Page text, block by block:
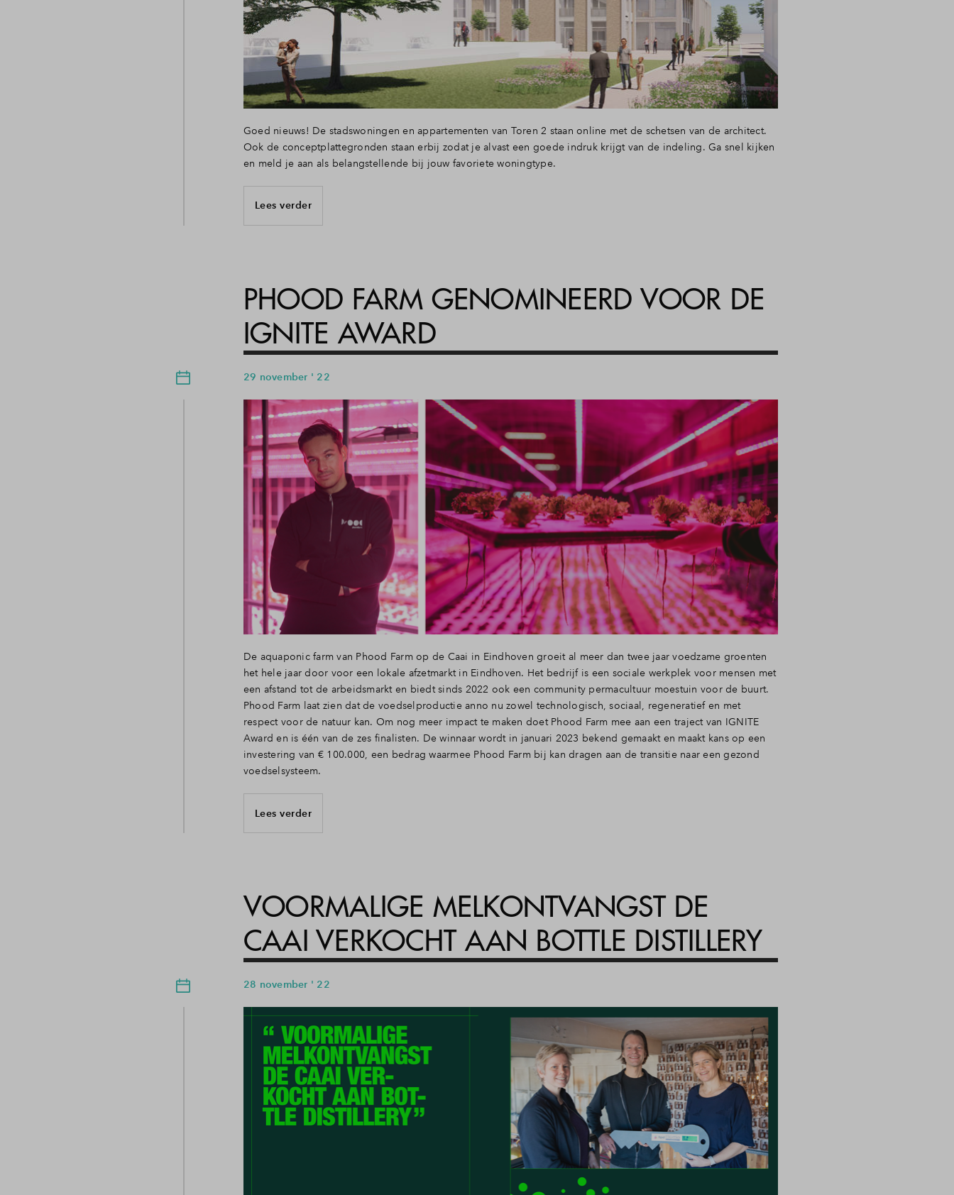
Veelgestelde vragen
Deelauto's op De Caai
Contact
Goed nieuws! De stadswoningen en appartementen van Toren 2 staan online met de schetsen van de architect.
Ook de conceptplattegronden staan erbij zodat je alvast een goede indruk krijgt van de indeling. Ga snel kijken
en meld je aan als belangstellende bij jouw favoriete woningtype.
Lees verder
PHOOD FARM GENOMINEERD VOOR DE
IGNITE AWARD
29 november ' 22
De aquaponic farm van Phood Farm op de Caai in Eindhoven groeit al meer dan twee jaar voedzame groenten
het hele jaar door voor een lokale afzetmarkt in Eindhoven. Het bedrijf is een sociale werkplek voor mensen met
een afstand tot de arbeidsmarkt en biedt sinds 2022 ook een community permacultuur moestuin voor de buurt.
Phood Farm laat zien dat de voedselproductie anno nu zowel technologisch, sociaal, regeneratief en met
respect voor de natuur kan. Om nog meer impact te maken doet Phood Farm mee aan een traject van IGNITE
Award en is één van de zes finalisten. De winnaar wordt in januari 2023 bekend gemaakt en maakt kans op een
investering van € 100.000, een bedrag waarmee Phood Farm bij kan dragen aan de transitie naar een gezond
voedselsysteem.
Lees verder
VOORMALIGE MELKONTVANGST DE
CAAI VERKOCHT AAN BOTTLE DISTILLERY
28 november ' 22